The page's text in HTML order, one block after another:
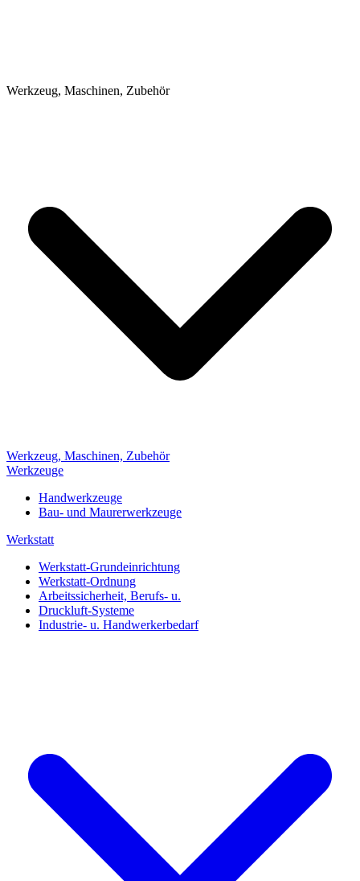
Werkzeug, Maschinen, Zubehör
Werkzeug, Maschinen, Zubehör
Werkzeuge
Handwerkzeuge
Bau- und Maurerwerkzeuge
Werkstatt
Werkstatt-Grundeinrichtung
Werkstatt-Ordnung
Arbeitssicherheit, Berufs- u.
Druckluft-Systeme
Industrie- u. Handwerkerbedarf